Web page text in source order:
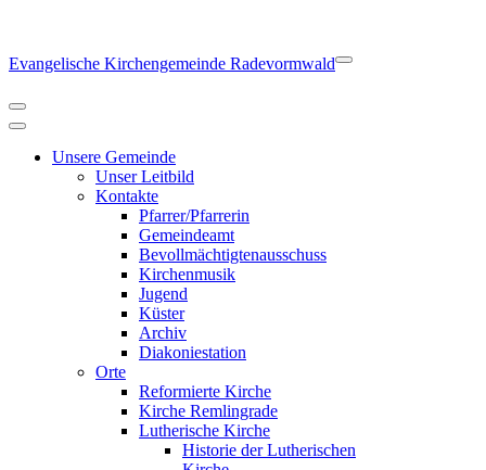
Evangelische Kirchengemeinde Radevormwald Navigationsmenü
Navigationsmenü
Unsere Gemeinde
Unser Leitbild
Kontakte
Pfarrer/Pfarrerin
Gemeindeamt
Bevollmächtigtenausschuss
Kirchenmusik
Jugend
Küster
Archiv
Diakoniestation
Orte
Reformierte Kirche
Kirche Remlingrade
Lutherische Kirche
Historie der Lutherischen